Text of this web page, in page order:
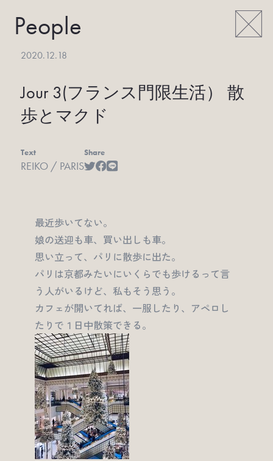
People
2020.12.18
Jour 3(フランス門限生活） 散
歩とマクド
Text
REIKO / PARIS
Share
最近歩いてない。
娘の送迎も車、買い出しも車。
思い立って、パリに散歩に出た。
パリは京都みたいにいくらでも歩けるって言
う人がいるけど、私もそう思う。
カフェが開いてれば、一服したり、アペロし
たりで１日中散策できる。